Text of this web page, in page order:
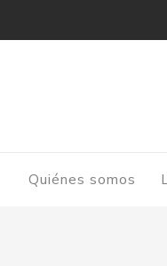
Quiénes somos